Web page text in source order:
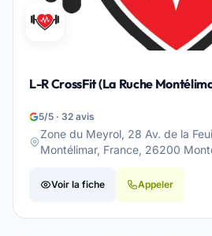
L-R CrossFit (La Ruche
5/5 · 32 avis
Zone du Meyrol, 28 Av. de la
Montélimar, France, 26200
Voir la fiche Appeler